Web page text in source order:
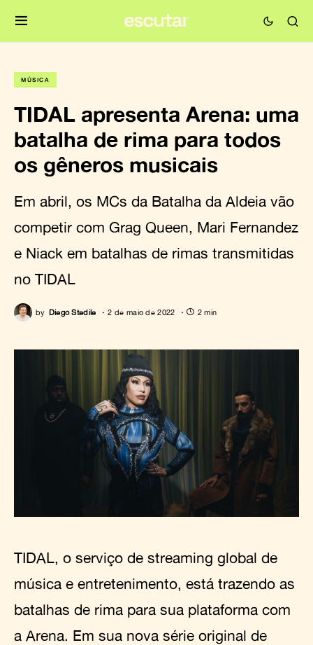
MÚSICA
TIDAL apresenta Arena: uma
batalha de rima para todos
os gêneros musicais
Em abril, os MCs da Batalha da Aldeia vão
competir com Grag Queen, Mari Fernandez
e Niack em batalhas de rimas transmitidas
no TIDAL
by Diego Stedile 2 de maio de 2022 2 min
TIDAL, o serviço de streaming global de
música e entretenimento, está trazendo as
batalhas de rima para sua plataforma com
a Arena. Em sua nova série original de